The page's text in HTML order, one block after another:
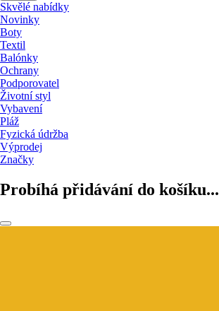
Skvělé nabídky
Novinky
Boty
Textil
Balónky
Ochrany
Podporovatel
Životní styl
Vybavení
Pláž
Fyzická údržba
Výprodej
Značky
Probíhá přidávání do košíku...